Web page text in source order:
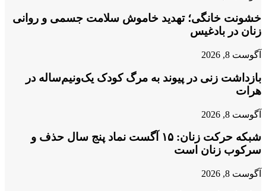
خشونت خانگی؛ تهدید خاموش سلامت جسمی و روانی
زنان در بادغیس
آگوست 8, 2026
بازداشت زنی در پیوند به مرگ کودک یک‌ونیم‌ساله در
هرات
آگوست 8, 2026
شبکه حرکت زنان: ۱۵ آگست نماد پنج سال حذف و
سرکوب زنان است
آگوست 8, 2026